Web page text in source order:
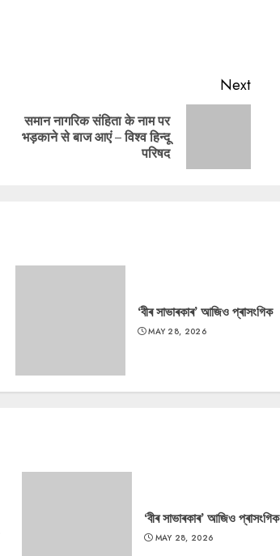
Previous
Next
Next
समान नागरिक संहिता के नाम पर
भड़काने से बाज आएं – विश्व हिन्दू
परिषद
‘বীৰ সাভাৰকাৰ’ আজিও প্ৰাসংগিক
MAY 28, 2026
‘বীৰ সাভাৰকাৰ’ আজিও প্ৰাসংগিক
MAY 28, 2026